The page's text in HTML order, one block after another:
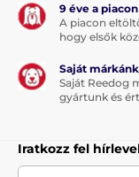
9 éve a piacon
A piacon
hogy elsők
Saját márkánk
Saját Reedog
gyártunk és
Iratkozz fel